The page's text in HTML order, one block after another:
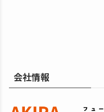
会社情報